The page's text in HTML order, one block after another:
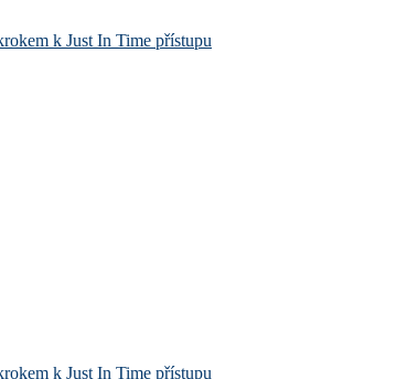
k Just In Time přístupu
k Just In Time přístupu